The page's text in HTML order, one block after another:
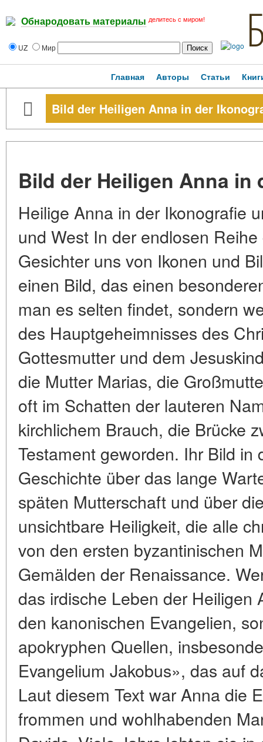
Обнародовать материалы делитесь с миром!
UZ Мир
Главная Авторы Статьи
Bild der Heiligen Anna in der
Bild der Heiligen Anna in
Heilige Anna in der Ikonografie
und West In der endlosen
Gesichter uns von Ikonen und
einen Bild, das einen
man es selten findet, sondern
des Hauptgeheimnisses des
Gottesmutter und dem
die Mutter Marias, die
oft im Schatten der lauteren
kirchlichem Brauch, die Brücke
Testament geworden. Ihr Bild in
Geschichte über das lange
späten Mutterschaft und über
unsichtbare Heiligkeit, die alle
von den ersten byzantinischen
Gemälden der Renaissance.
das irdische Leben der Heiligen
den kanonischen Evangelien,
apokryphen Quellen,
Evangelium Jakobus», das auf
Laut diesem Text war Anna die
frommen und wohlhabenden